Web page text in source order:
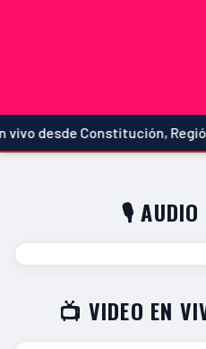
desde Constitución,
🎙️ AUDIO
📺 VIDEO EN